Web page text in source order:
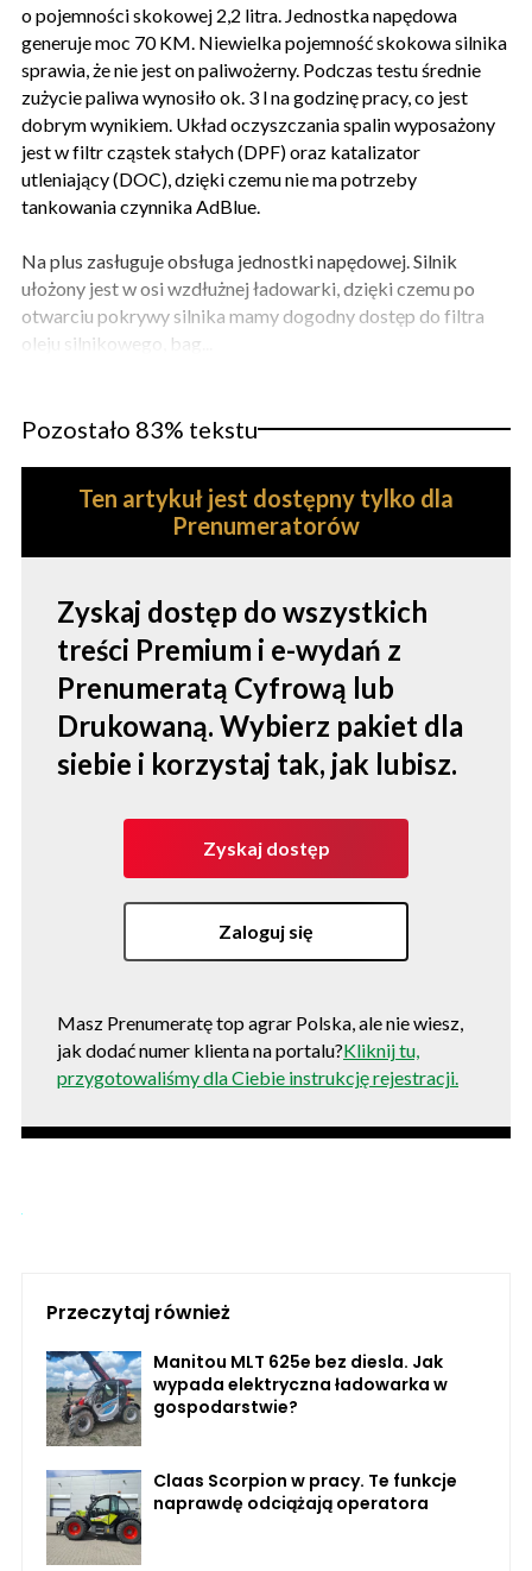
o pojemności skokowej 2,2 litra. Jednostka napędowa
generuje moc 70 KM. Niewielka pojemność skokowa silnika
sprawia, że nie jest on paliwożerny. Podczas testu średnie
zużycie paliwa wynosiło ok. 3 l na godzinę pracy, co jest
dobrym wynikiem. Układ oczyszczania spalin wyposażony
jest w filtr cząstek stałych (DPF) oraz katalizator
utleniający (DOC), dzięki czemu nie ma potrzeby
tankowania czynnika AdBlue.
Na plus zasługuje obsługa jednostki napędowej. Silnik
ułożony jest w osi wzdłużnej ładowarki, dzięki czemu po
otwarciu pokrywy silnika mamy dogodny dostęp do filtra
oleju silnikowego, bag...
Pozostało 83% tekstu
Ten artykuł jest dostępny tylko dla
Prenumeratorów
Zyskaj dostęp do wszystkich
treści Premium i e-wydań z
Prenumeratą Cyfrową lub
Drukowaną. Wybierz pakiet dla
siebie i korzystaj tak, jak lubisz.
Zyskaj dostęp
Zaloguj się
Masz Prenumeratę top agrar Polska, ale nie wiesz,
jak dodać numer klienta na portalu?Kliknij tu,
przygotowaliśmy dla Ciebie instrukcję rejestracji.
Przeczytaj również
Manitou MLT 625e bez diesla. Jak
wypada elektryczna ładowarka w
gospodarstwie?
Claas Scorpion w pracy. Te funkcje
naprawdę odciążają operatora